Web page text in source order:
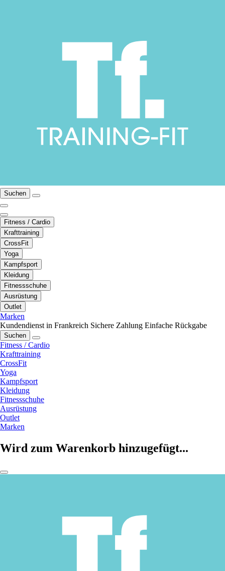
Suchen
Fitness / Cardio
Krafttraining
CrossFit
Yoga
Kampfsport
Kleidung
Fitnessschuhe
Ausrüstung
Outlet
Marken
Kundendienst in Frankreich Sichere Zahlung Einfache Rückgabe
Suchen
Fitness / Cardio
Krafttraining
CrossFit
Yoga
Kampfsport
Kleidung
Fitnessschuhe
Ausrüstung
Outlet
Marken
Wird zum Warenkorb hinzugefügt...